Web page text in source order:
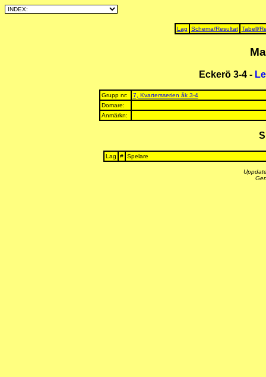
Lag Schema/Resultat Tabell/
Eckerö 3-4 -
Grupp nr:
7, Kvartersserien åk 3-4
Domare:
Anmärkn:
Lag # Spelare